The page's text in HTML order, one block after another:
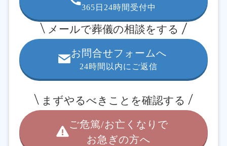
365日24時間受付中
メールで葬儀の相談をする
お問合せフォームへ
24時間以内にご返信
まずやるべきことを確認する
ご危篤/お亡くなりで
お急ぎの方へ